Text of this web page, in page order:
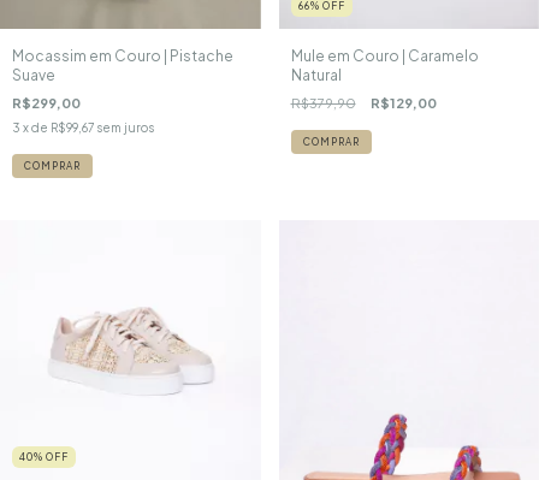
Mocassim em Couro | Pistache
Suave
R$299,00
3 x de R$99,67 sem juros
COMPRAR
66% OFF
Mule em Couro | Caramelo
Natural
R$379,90 R$129,00
COMPRAR
40% OFF